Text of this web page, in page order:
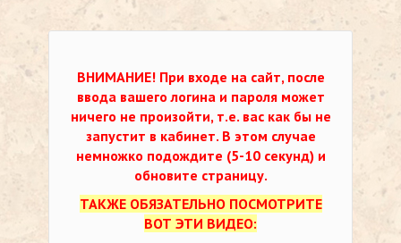
ВНИМАНИЕ! При входе на сайт, после
ввода вашего логина и пароля может
ничего не произойти, т.е. вас как бы не
запустит в кабинет. В этом случае
немножко подождите (5-10 секунд) и
обновите страницу.
ТАКЖЕ ОБЯЗАТЕЛЬНО ПОСМОТРИТЕ
ВОТ ЭТИ ВИДЕО: